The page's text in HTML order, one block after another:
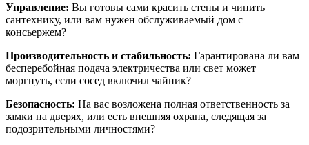
Управление: Вы готовы сами красить стены и чинить
сантехнику, или вам нужен обслуживаемый дом с
консьержем?
Производительность и стабильность: Гарантирована ли вам
бесперебойная подача электричества или свет может
моргнуть, если сосед включил чайник?
Безопасность: На вас возложена полная ответственность за
замки на дверях, или есть внешняя охрана, следящая за
подозрительными личностями?